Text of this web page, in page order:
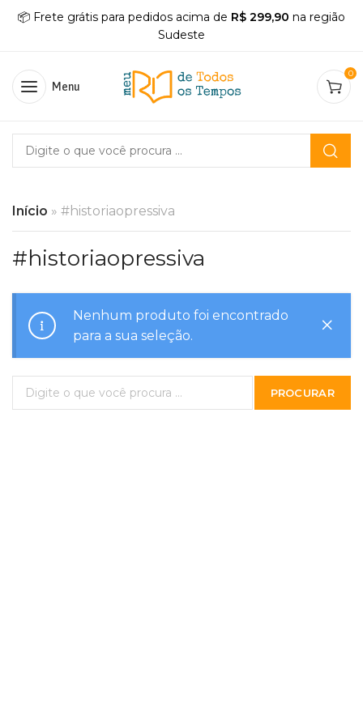
📦 Frete grátis para pedidos acima de R$ 299,90 na região
Sudeste
Menu
0
Início » #historiaopressiva
#historiaopressiva
Nenhum produto foi encontrado
para a sua seleção.
PROCURAR